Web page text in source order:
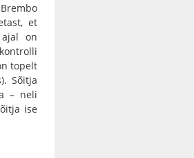
et
on
topelt
Sõitja
– neli
ise